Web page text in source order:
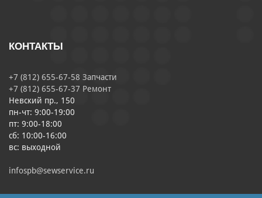
КОНТАКТЫ
+7 (812) 655-67-58 Запчасти
+7 (812) 655-67-37 Ремонт
Невский пр., 150
пн-чт: 9:00-19:00
пт: 9:00-18:00
сб: 10:00-16:00
вс: выходной
infospb@sewservice.ru